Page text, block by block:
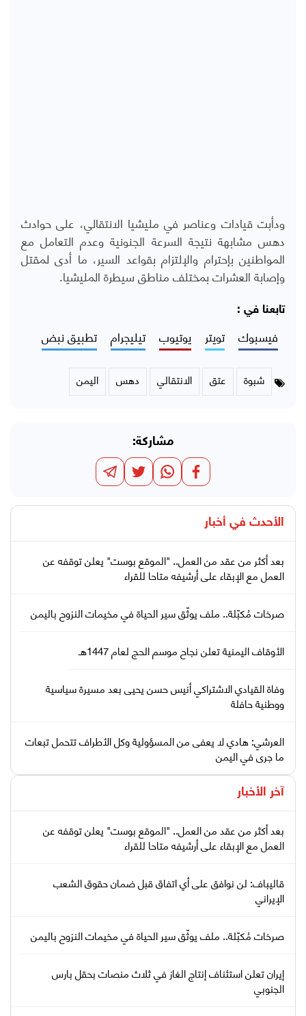
ودأبت قيادات وعناصر في مليشيا الانتقالي، على حوادث
دهس مشابهة نتيجة السرعة الجنونية وعدم التعامل مع
المواطنين بإحترام والإلتزام بقواعد السير، ما أدى لمقتل
وإصابة العشرات بمختلف مناطق سيطرة المليشيا.
تابعنا في :
فيسبوك تويتر يوتيوب تيليجرام تطبيق نبض
شبوة عتق الانتقالي دهس اليمن
مشاركة:
الأحدث في أخبار
بعد أكثر من عقد من العمل.. "الموقع بوست" يعلن توقفه عن
العمل مع الإبقاء على أرشيفه متاحا للقراء
صرخات مُكبّلة.. ملف يوثّق سير الحياة في مخيمات النزوح باليمن
الأوقاف اليمنية تعلن نجاح موسم الحج لعام 1447هـ
وفاة القيادي الاشتراكي أنيس حسن يحيى بعد مسيرة سياسية
ووطنية حافلة
العرشي: هادي لا يعفى من المسؤولية وكل الأطراف تتحمل تبعات
ما جرى في اليمن
آخر الأخبار
بعد أكثر من عقد من العمل.. "الموقع بوست" يعلن توقفه عن
العمل مع الإبقاء على أرشيفه متاحا للقراء
قاليباف: لن نوافق على أي اتفاق قبل ضمان حقوق الشعب
الإيراني
صرخات مُكبّلة.. ملف يوثّق سير الحياة في مخيمات النزوح باليمن
إيران تعلن استئناف إنتاج الغاز في ثلاث منصات بحقل بارس
الجنوبي